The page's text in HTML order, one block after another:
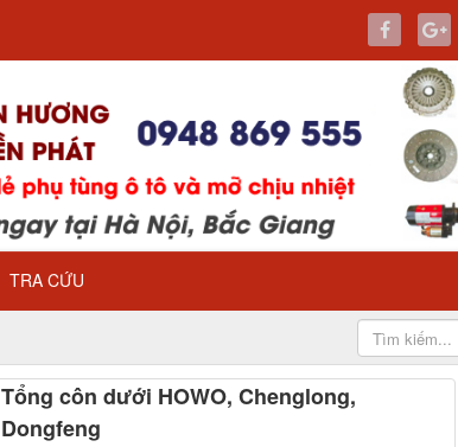
TRA CỨU
Tổng côn dưới HOWO, Chenglong,
Dongfeng